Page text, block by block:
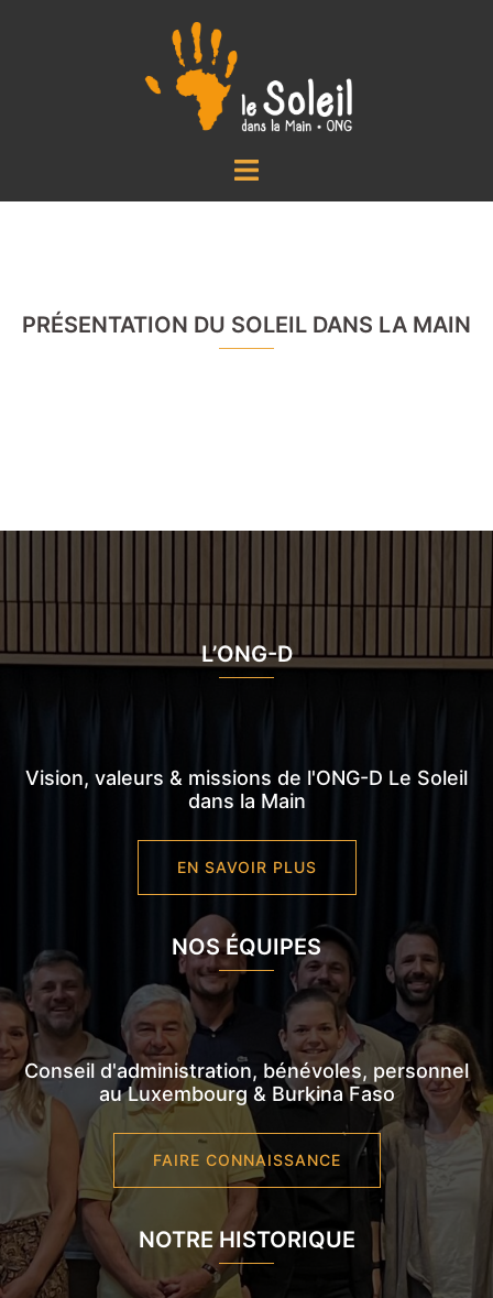
Ouvrir/fermer
PRÉSENTATION DU SOLEIL DANS LA MAIN
L’ONG-D
Vision, valeurs & missions de l'ONG-D Le Soleil
dans la Main
EN SAVOIR PLUS
NOS ÉQUIPES
Conseil d'administration, bénévoles, personnel
au Luxembourg & Burkina Faso
FAIRE CONNAISSANCE
NOTRE HISTORIQUE